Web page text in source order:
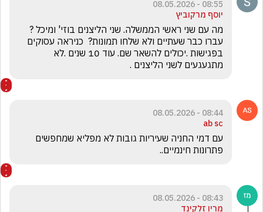
08:55 - 08.05.2026
יוסף מרקוביץ
מתגעגעים לשני הליצנים .
08:44 - 08.05.2026
ab sc
פתרונות חינמיים..
08:43 - 08.05.2026
מריו זלקינד